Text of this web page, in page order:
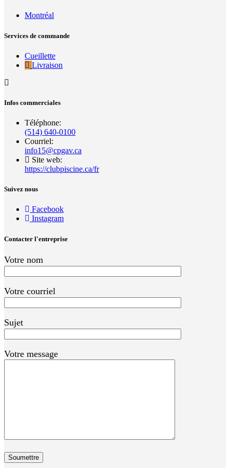
Montréal
Services de commande
Cueillette
Livraison
Infos commerciales
Téléphone:
(514) 640-0100
Courriel:
info15@cpgav.ca
Site web:
https://clubpiscine.ca/fr
Suivez nous
Facebook
Instagram
Contacter l'entreprise
Votre nom
Votre courriel
Sujet
Votre message